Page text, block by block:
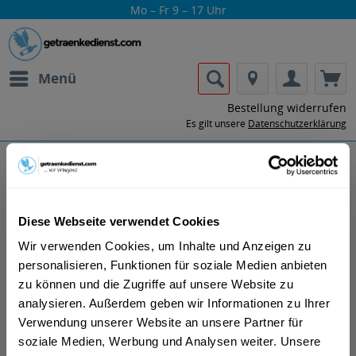
Diese Webseite verwendet Cookies
Wir verwenden Cookies, um Inhalte und Anzeigen zu
personalisieren, Funktionen für soziale Medien anbieten
zu können und die Zugriffe auf unsere Website zu
analysieren. Außerdem geben wir Informationen zu Ihrer
Verwendung unserer Website an unsere Partner für
soziale Medien, Werbung und Analysen weiter. Unsere
Mo – Fr 9 – 17 Uhr
Menü
Bestellung widerrufen
Es gilt unsere Datenschutzerklärung
Lass dir die Getränke von Six Saints nach
Hause oder ins Büro liefern.